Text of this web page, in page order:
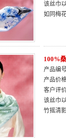
该丝巾
如同梅
100%
产品编
产品价
客户评
该丝巾
竹摇清